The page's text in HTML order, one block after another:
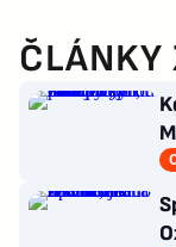
ČLÁNKY